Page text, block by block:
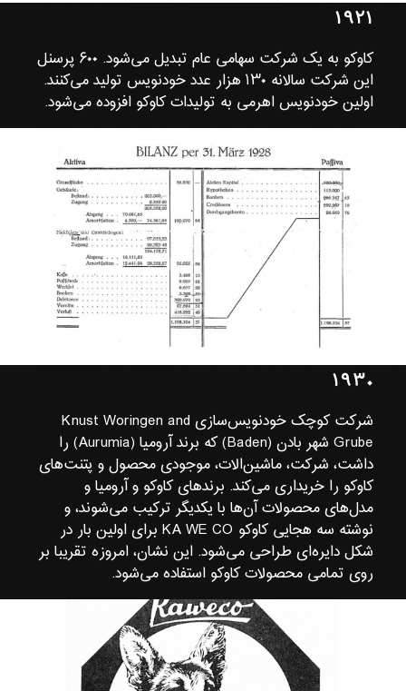
۱۹۲۱
کاوکو به یک شرکت سهامی عام تبدیل می‌شود. ۶۰۰ پرسنل
این شرکت سالانه ۱۳۰ هزار عدد خودنویس تولید می‌کنند.
اولین خودنویس اهرمی به تولیدات کاوکو افزوده می‌شود.
۱۹۳۰
شرکت کوچک خودنویس‌سازی Knust Woringen and
Grube شهر بادن (Baden) که برند آرومیا (Aurumia) را
داشت، شرکت، ماشین‌الات، موجودی محصول و پتنت‌های
کاوکو را خریداری می‌کند. برندهای کاوکو و آرومیا و
مدل‌های محصولات آن‌ها با یکدیگر ترکیب می‌شوند، و
نوشته سه هجایی کاوکو KA WE CO برای اولین بار در
شکل دایره‌ای طراحی می‌شود. این نشان، امروزه تقریبا بر
روی تمامی محصولات کاوکو استفاده می‌شود.